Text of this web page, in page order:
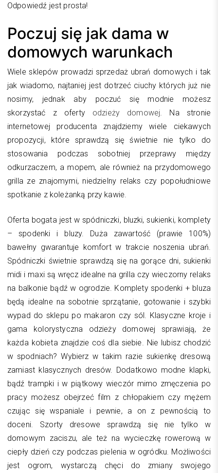
Odpowiedź jest prosta!
Poczuj się jak dama w
domowych warunkach
Wiele sklepów prowadzi sprzedaż ubrań domowych i tak
jak wiadomo, najtaniej jest dotrzeć ciuchy których już nie
nosimy, jednak aby poczuć się modnie możesz
skorzystać z oferty odzieży domowej . Na stronie
internetowej producenta znajdziemy wiele ciekawych
propozycji, które sprawdzą się świetnie nie tylko do
stosowania podczas sobotniej przeprawy między
odkurzaczem, a mopem, ale również na przydomowego
grilla ze znajomymi, niedzielny relaks czy popołudniowe
spotkanie z koleżanką przy kawie.
Oferta bogata jest w spódniczki, bluzki, sukienki, komplety
– spodenki i bluzy. Duża zawartość (prawie 100%)
bawełny gwarantuje komfort w trakcie noszenia ubrań.
Spódniczki świetnie sprawdzą się na gorące dni, sukienki
midi i maxi są wręcz idealne na grilla czy wieczorny relaks
na balkonie bądź w ogrodzie. Komplety spodenki + bluza
będą idealne na sobotnie sprzątanie, gotowanie i szybki
wypad do sklepu po makaron czy sól. Klasyczne kroje i
gama kolorystyczna odzieży domowej sprawiają, że
każda kobieta znajdzie coś dla siebie. Nie lubisz chodzić
w spodniach? Wybierz w takim razie sukienkę dresową
zamiast klasycznych dresów. Dodatkowo modne klapki,
bądź trampki i w piątkowy wieczór mimo zmęczenia po
pracy możesz obejrzeć film z chłopakiem czy mężem
czując się wspaniale i pewnie, a on z pewnością to
doceni. Szorty dresowe sprawdzą się nie tylko w
domowym zaciszu, ale też na wycieczkę rowerową w
ciepły dzień czy podczas pielenia w ogródku. Możliwości
jest ogrom, wystarczą chęci do zmiany swojego